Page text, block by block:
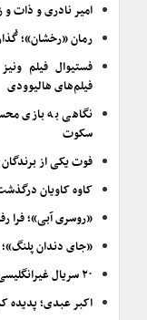
امیر نادری و ذات و
رمان «رخشان»؛
فیلم‌های هالیوودی
نگاهی به بازی
سکوت
فوت یکی از
کاوه کاویان
«روسری آبی»؛ فرا
«جای دندان
۲۰ سریال غیرانگلیسی‌زبان برگزیده سال‌های اخیر
اکبر عبدی؛ پدیده